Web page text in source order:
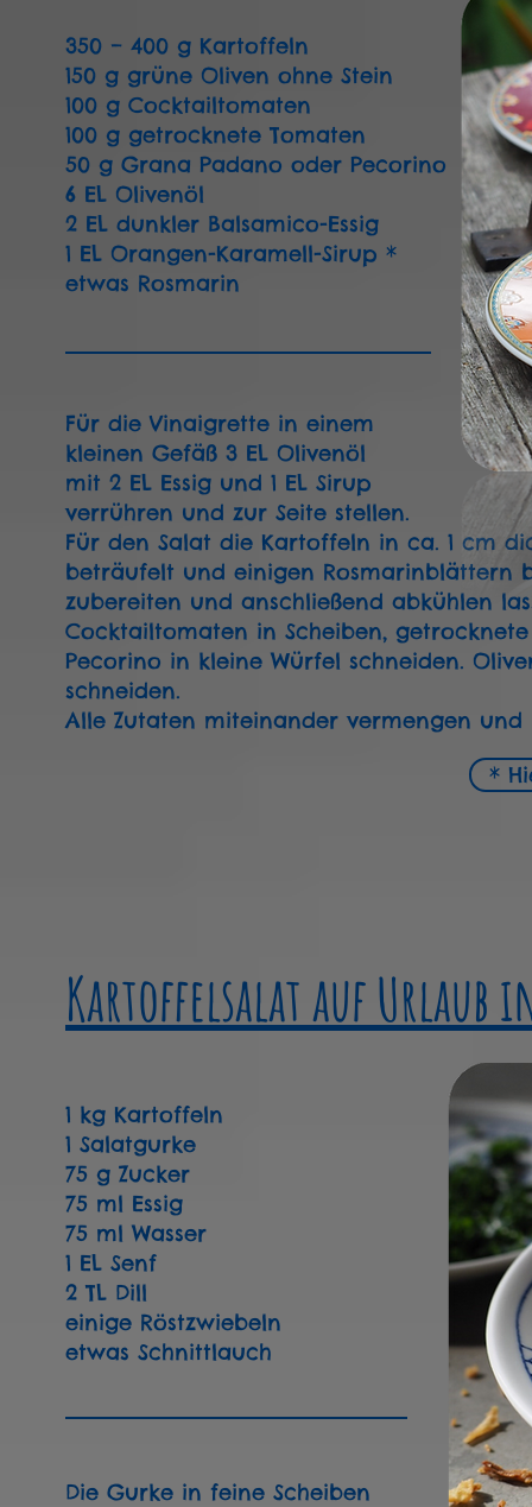
350 – 400 g Kartoffeln
150 g grüne Oliven ohne Stein
100 g Cocktailtomaten
100 g getrocknete Tomaten
50 g Grana Padano oder Pecorino
6 EL Olivenöl
2 EL dunkler Balsamico-Essig
1 EL Orangen-Karamell-Sirup *
etwas Rosmarin
Für die Vinaigrette in einem
kleinen Gefäß 3 EL Olivenöl
mit 2 EL Essig und 1 EL Sirup
verrühren und zur Seite stellen.
Für den Salat die Kartoffeln in ca. 1 cm
beträufelt und einigen Rosmarinblättern
zubereiten und anschließend abkühlen
Cocktailtomaten in Scheiben,
Pecorino in kleine Würfel schneiden.
schneiden.
Alle Zutaten miteinander vermengen
*
Kartoffelsalat auf Urlaub
1 kg Kartoffeln
1 Salatgurke
75 g Zucker
75 ml Essig
75 ml Wasser
1 EL Senf
2 TL Dill
einige Röstzwiebeln
etwas Schnittlauch
Die Gurke in feine Scheiben